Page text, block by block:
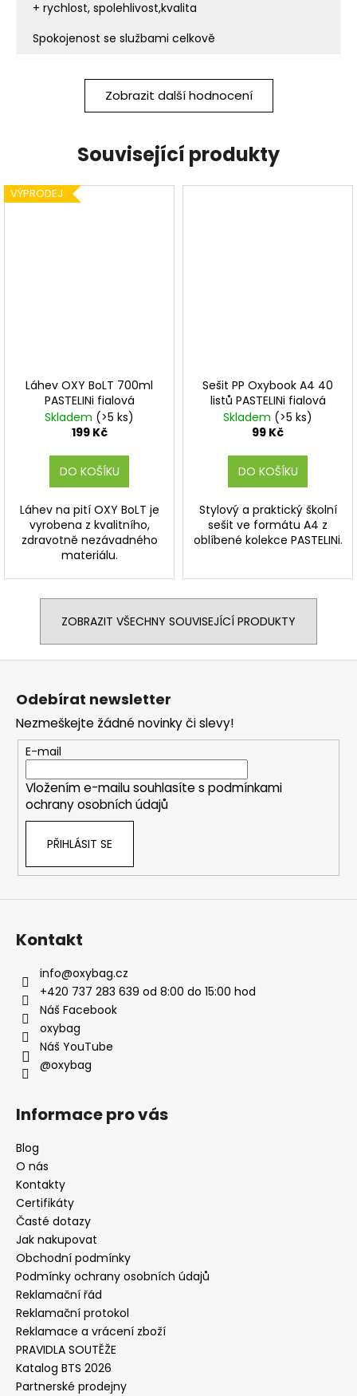
+ rychlost, spolehlivost,kvalita
Spokojenost se službami celkově
Zobrazit další hodnocení
Související produkty
VÝPRODEJ
Láhev OXY BoLT 700ml
PASTELINi fialová
Skladem (>5 ks)
199 Kč
DO KOŠÍKU
Láhev na pití OXY BoLT je
vyrobena z kvalitního,
zdravotně nezávadného
materiálu.
Sešit PP Oxybook A4 40
listů PASTELINi fialová
Skladem (>5 ks)
99 Kč
DO KOŠÍKU
Stylový a praktický školní
sešit ve formátu A4 z
oblíbené kolekce PASTELINi.
ZOBRAZIT VŠECHNY SOUVISEJÍCÍ PRODUKTY
Z
Odebírat newsletter
Nezmeškejte žádné novinky či slevy!
E-mail
Vložením e-mailu souhlasíte s podmínkami
ochrany osobních údajů
PŘIHLÁSIT SE
Kontakt
info@oxybag.cz
+420 737 283 639 od 8:00 do 15:00 hod
Náš Facebook
oxybag
Náš YouTube
@oxybag
Informace pro vás
Blog
O nás
Kontakty
Certifikáty
Časté dotazy
Jak nakupovat
Obchodní podmínky
Podmínky ochrany osobních údajů
Reklamační řád
Reklamační protokol
Reklamace a vrácení zboží
PRAVIDLA SOUTĚŽE
Katalog BTS 2026
Partnerské prodejny